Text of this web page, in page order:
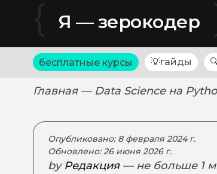
{ Я — зерокодер
бесплатные курсы 💡гайды
Главная — Data Science на
Опубликовано: 8 февраля 2024 г.
Обновлено: 26 июня 2026 г.
byРедакция — не больше 1